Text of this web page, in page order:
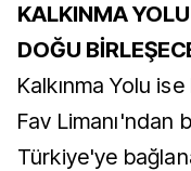
KALKINMA
DOĞU
Kalkınma Yolu
Fav Limanı'ndan
Türkiye'ye